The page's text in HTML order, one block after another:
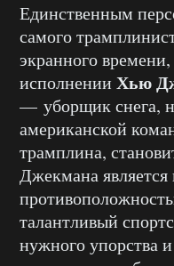
Единственным
самого
экранного
исполнении Хью
— уборщик снега,
американской
трамплина,
Джекмана является
талантливый
нужного упорства